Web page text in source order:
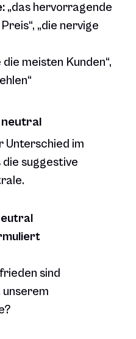
„das hervorragende
„die nervige
die meisten Kunden“,
neutral
Unterschied im
suggestive
sind
unserem